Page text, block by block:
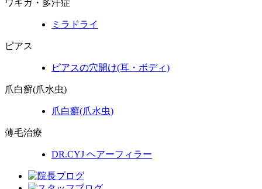
ワキガ・多汗症
ミラドライ
ピアス
ピアスの穴開け(耳・ボディ)
爪白癬(爪水虫)
爪白癬(爪水虫)
薄毛治療
DR.CYJ ヘアーフィラー